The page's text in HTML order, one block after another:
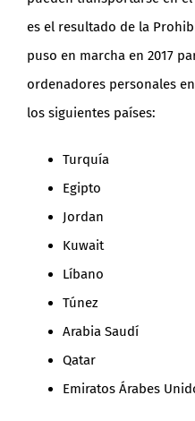
es el resultado de la
puso en marcha en 2017
ordenadores personales
los siguientes países:
Turquía
Egipto
Jordan
Kuwait
Líbano
Túnez
Arabia Saudí
Qatar
Emiratos Árabes